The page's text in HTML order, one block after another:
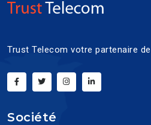
Trust Telecom votre partenaire
Société